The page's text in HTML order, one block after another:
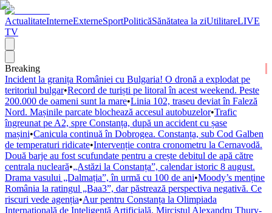
ActualitateInterneExterneSportPoliticăSănătatea la ziUtilitareLIVE
TV
Breaking
Incident la granița României cu Bulgaria! O dronă a explodat pe
teritoriul bulgar•Record de turiști pe litoral în acest weekend. Peste
200.000 de oameni sunt la mare•Linia 102, traseu deviat în Faleză
Nord. Mașinile parcate blochează accesul autobuzelor•Trafic
îngreunat pe A2, spre Constanța, după un accident cu șase
mașini•Canicula continuă în Dobrogea. Constanța, sub Cod Galben
de temperaturi ridicate•Intervenție contra cronometru la Cernavodă.
Două barje au fost scufundate pentru a crește debitul de apă către
centrala nucleară•„Astăzi la Constanța”, calendar istoric 8 august.
Drama vasului „Dalmația”, în urmă cu 100 de ani•Moody’s menține
România la ratingul „Baa3”, dar păstrează perspectiva negativă. Ce
riscuri vede agenția•Aur pentru Constanța la Olimpiada
Internațională de Inteligență Artificială. Mircistul Alexandru Thury-